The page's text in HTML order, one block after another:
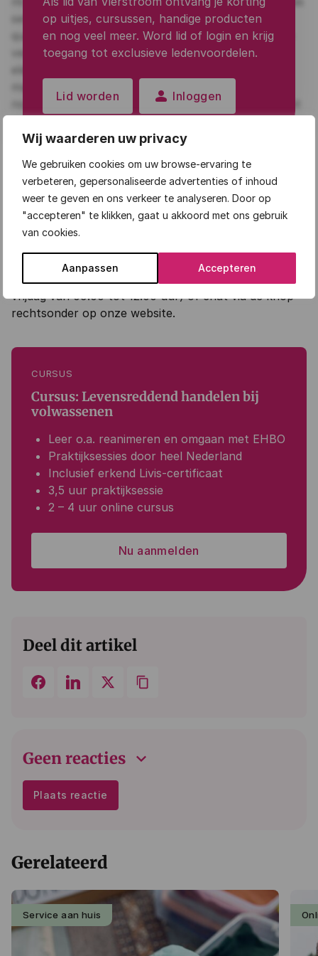
Wij waarderen uw privacy
We gebruiken cookies om uw browse-ervaring te
verbeteren, gepersonaliseerde advertenties of inhoud
weer te geven en ons verkeer te analyseren. Door op
"accepteren" te klikken, gaat u akkoord met ons gebruik
van cookies.
Aanpassen Accepteren
op uitjes, cursussen, handige producten
en nog veel meer. Word lid of login en krijg
toegang tot exclusieve ledenvoordelen.
Lid worden person Inloggen
Meer informatie
hulp nodig bij het aanmelden? Bel onze
ledenconsulenten via088 0900 400
vrijdag van 09.00 tot 12.00 uur) of chat via de knop
rechtsonder op onze website.
CURSUS
Cursus: Levensreddend handelen bij
volwassenen
Leer o.a. reanimeren en omgaan met EHBO
Praktijksessies door heel Nederland
Inclusief erkend Livis-certificaat
3,5 uur praktijksessie
2 – 4 uur online cursus
Nu aanmelden
Deel dit artikel
Geen reacties keyboard_arrow_down
Plaats reactie
Gerelateerd
Service aan huis